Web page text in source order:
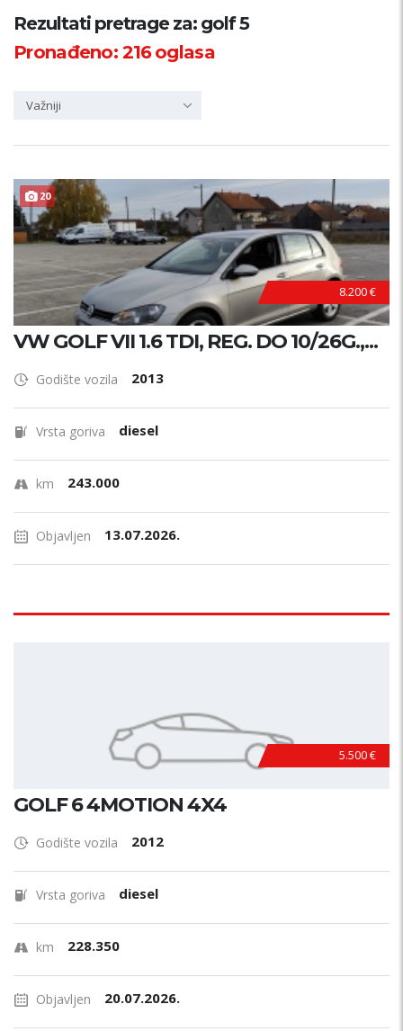
Kategorija
PRETRAŽI
Rezultati pretrage za: golf 5
Pronađeno:216oglasa
Važniji
20
8.200 €
VW GOLF VII 1.6 TDI, REG. DO 10/26G.,...
Godište vozila 2013
Vrsta goriva diesel
km 243.000
Objavljen 13.07.2026.
5.500 €
GOLF 6 4MOTION 4X4
Godište vozila 2012
Vrsta goriva diesel
km 228.350
Objavljen 20.07.2026.